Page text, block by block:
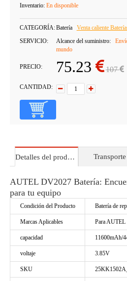
Inventario: En disponible
CATEGORÍA:Batería
Venta caliente
SERVICIO:
Alcance del suministro:
mundo
PRECIO: 75.23 107
CANTIDAD:
Detalles del producto Transporte
AUTEL DV2027 Batería:
para tu equipo
Condición del Producto Batería de
Marcas Aplicables Para AUTEL
capacidad 11600mAh/
voltaje 3.85V
SKU